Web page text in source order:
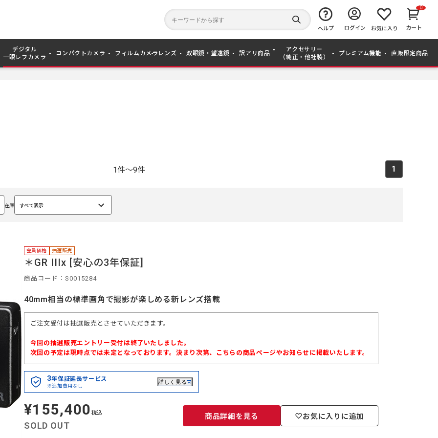
か
ら
検
索
す
る
ヘルプ ログイン お気に入り
0
カート
デジタル
一眼レフカメラ
コンパクトカメラ フィルムカメラ レンズ 双眼鏡・望遠鏡 訳アリ商品
アクセサリー
（純正・他社製）
プレミアム機能 直販限定商品
1件～9件 1
在庫 すべて表示
選
択
会員価格 抽選販売
＊GR IIIx [安心の3年保証]
商品コード：S0015284
40mm相当の標準画角で撮影が楽しめる新レンズ搭載
ご注文受付は抽選販売とさせていただきます。
今回の抽選販売エントリー受付は終了いたしました。
次回の予定は現時点では未定となっております。決まり次第、こちらの商品ページやお知らせに掲載いたします。
3年保証延長サービス
※追加費用なし
詳しく見る
定
価
¥155,400 税込
SOLD OUT
商品詳細を見る お気に入りに追加